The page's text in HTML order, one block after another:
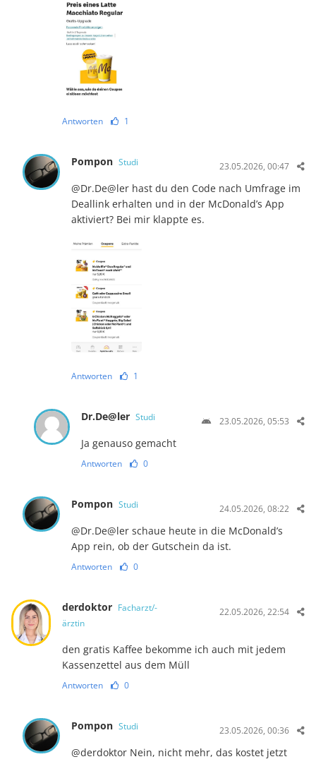
Antworten 1
Pompon Studi 23.05.2026, 00:47
@Dr.De@ler hast du den Code nach Umfrage im
Deallink erhalten und in der McDonald’s App
aktiviert? Bei mir klappte es.
Antworten 1
Dr.De@ler Studi 23.05.2026, 05:53
Ja genauso gemacht
Antworten 0
Pompon Studi 24.05.2026, 08:22
@Dr.De@ler schaue heute in die McDonald’s
App rein, ob der Gutschein da ist.
Antworten 0
derdoktor Facharzt/-
ärztin
22.05.2026, 22:54
den gratis Kaffee bekomme ich auch mit jedem
Kassenzettel aus dem Müll
Antworten 0
Pompon Studi 23.05.2026, 00:36
@derdoktor Nein, nicht mehr, das kostet jetzt